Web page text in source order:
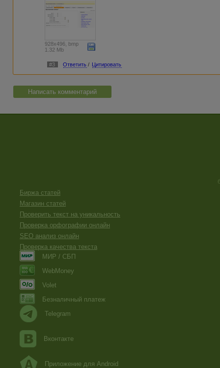
928x496, bmp
1.32 Mb
#3 Ответить / Цитировать
Написать комментарий
Биржа статей
Магазин статей
Проверить текст на уникальность
Проверка орфографии онлайн
SEO анализ онлайн
Проверка качества текста
МИР / СБП
WebMoney
Volet
Безналичный платеж
Telegram
Вконтакте
Приложение для Android